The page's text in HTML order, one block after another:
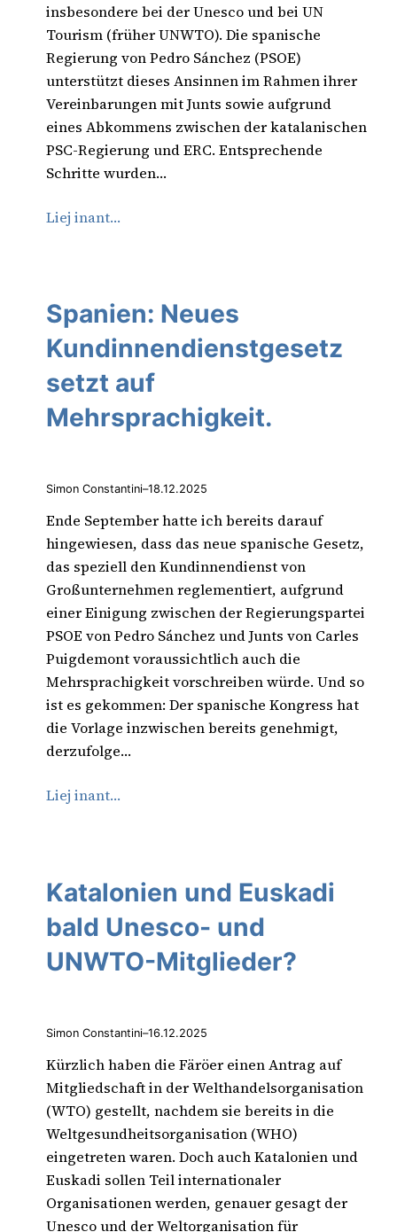
insbesondere bei der Unesco und bei UN
Tourism (früher UNWTO). Die spanische
Regierung von Pedro Sánchez (PSOE)
unterstützt dieses Ansinnen im Rahmen ihrer
Vereinbarungen mit Junts sowie aufgrund
eines Abkommens zwischen der katalanischen
PSC-Regierung und ERC. Entsprechende
Schritte wurden…
Liej inant…
Spanien: Neues
Kundinnendienstgesetz
setzt auf
Mehrsprachigkeit.
Simon Constantini–18.12.2025
Ende September hatte ich bereits darauf
hingewiesen, dass das neue spanische Gesetz,
das speziell den Kundinnendienst von
Großunternehmen reglementiert, aufgrund
einer Einigung zwischen der Regierungspartei
PSOE von Pedro Sánchez und Junts von Carles
Puigdemont voraussichtlich auch die
Mehrsprachigkeit vorschreiben würde. Und so
ist es gekommen: Der spanische Kongress hat
die Vorlage inzwischen bereits genehmigt,
derzufolge…
Liej inant…
Katalonien und Euskadi
bald Unesco- und
UNWTO-Mitglieder?
Simon Constantini–16.12.2025
Kürzlich haben die Färöer einen Antrag auf
Mitgliedschaft in der Welthandelsorganisation
(WTO) gestellt, nachdem sie bereits in die
Weltgesundheitsorganisation (WHO)
eingetreten waren. Doch auch Katalonien und
Euskadi sollen Teil internationaler
Organisationen werden, genauer gesagt der
Unesco und der Weltorganisation für